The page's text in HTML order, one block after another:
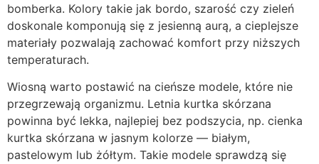
bomberka. Kolory takie jak bordo, szarość czy zieleń
doskonale komponują się z jesienną aurą, a cieplejsze
materiały pozwalają zachować komfort przy niższych
temperaturach.
Wiosną warto postawić na cieńsze modele, które nie
przegrzewają organizmu. Letnia kurtka skórzana
powinna być lekka, najlepiej bez podszycia, np. cienka
kurtka skórzana w jasnym kolorze — białym,
pastelowym lub żółtym. Takie modele sprawdzą się